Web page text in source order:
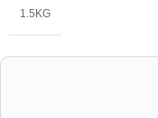
1.5KG